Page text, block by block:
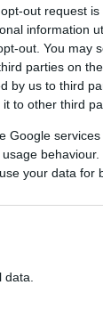
out request
information
out. You may
parties on
by us to third
to other third
Google
your data for
ή όροι. Η
κατέληξαν